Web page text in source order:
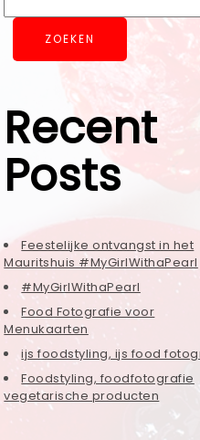
ZOEKEN
Recent
Posts
Feestelijke ontvangst in het
Mauritshuis #MyGirlWithaPearl
#MyGirlWithaPearl
Food Fotografie voor
Menukaarten
ijs foodstyling, ijs food
Foodstyling, foodfotografie
vegetarische producten